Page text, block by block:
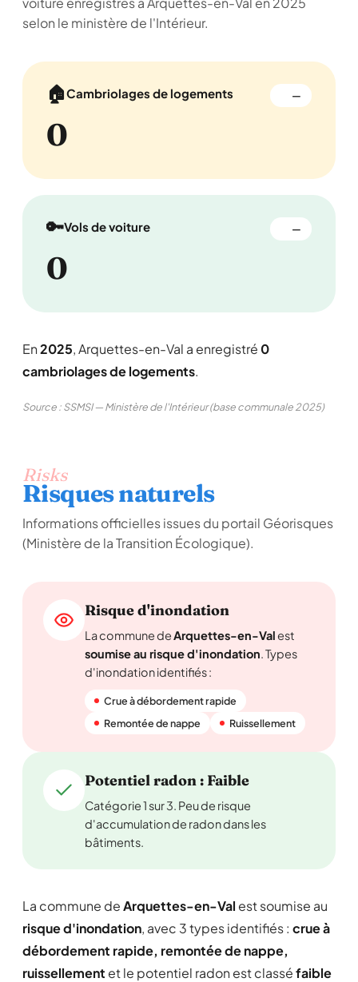
selon le ministère de l'Intérieur.
🏠Cambriolages de logements —
0
🔑Vols de voiture —
0
En2025, Arquettes-en-Val a enregistré 0
cambriolages de logements.
Source : SSMSI — Ministère de l'Intérieur (base communale 2025)
Risks
Risques naturels
Informations officielles issues du portail Géorisques
(Ministère de la Transition Écologique).
Risque d'inondation
La commune deArquettes-en-Valest
soumise au risque d'inondation. Types
d'inondation identifiés :
Crue à débordement rapide
Remontée de nappe
Ruissellement
Potentiel radon : Faible
Catégorie 1 sur 3. Peu de risque
d'accumulation de radon dans les
bâtiments.
La commune deArquettes-en-Val est soumise au
risque d'inondation, avec 3 types identifiés : crue à
débordement rapide, remontée de nappe,
ruissellement et le potentiel radon est classéfaible